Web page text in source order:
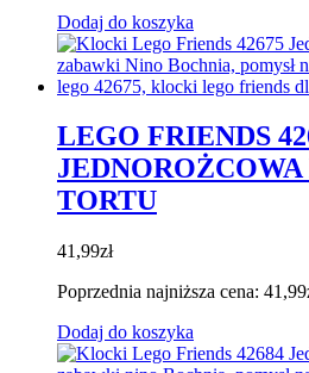
Dodaj do koszyka
LEGO FRIENDS
JEDNOROŻCOWA
TORTU
41,99zł
Poprzednia najniższa cena: 41,99
Dodaj do koszyka